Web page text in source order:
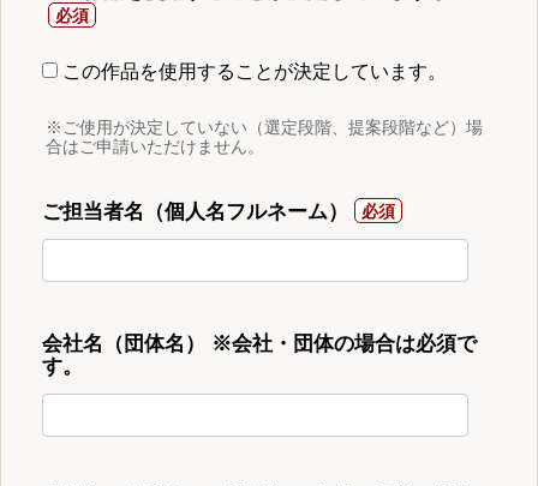
この作品を使用することが決定しています。
※ご使用が決定していない（選定段階、提案段階など）場
合はご申請いただけません。
ご担当者名（個人名フルネーム）
会社名（団体名） ※会社・団体の場合は必須で
す。